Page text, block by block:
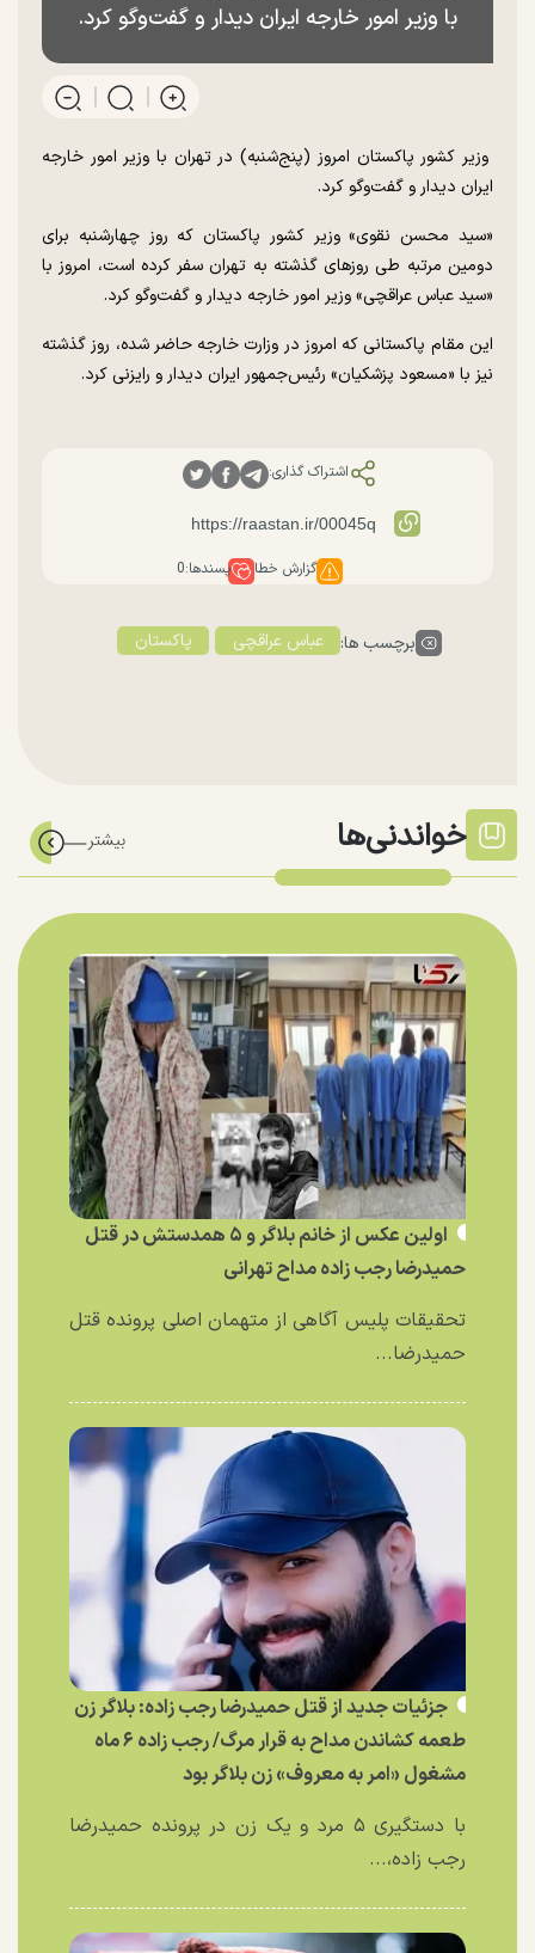
با وزیر امور خارجه ایران دیدار و گفت‌و‌گو کرد.
وزیر کشور پاکستان امروز (پنج‌شنبه) در تهران با وزیر امور خارجه
ایران دیدار و گفت‌و‌گو کرد.
«سید محسن نقوی» وزیر کشور پاکستان که روز چهارشنبه برای
دومین مرتبه طی روز‌های گذشته به تهران سفر کرده است، امروز با
«سید عباس عراقچی» وزیر امور خارجه دیدار و گفت‌و‌گو کرد.
این مقام پاکستانی که امروز در وزارت خارجه حاضر شده، روز گذشته
نیز با «مسعود پزشکیان» رئیس‌جمهور ایران دیدار و رایزنی کرد.
اشتراک گذاری:
گزارش خطا پسندها:0
برچسب ها: عباس عراقچی پاکستان
خواندنی‌ها
اولین عکس از خانم بلاگر و ۵ همدستش در قتل
حمیدرضا رجب زاده مداح تهرانی
تحقیقات پلیس آگاهی از متهمان اصلی پرونده قتل
حمیدرضا...
جزئیات جدید از قتل حمیدرضا رجب زاده: بلاگر زن
طعمه کشاندن مداح به قرار مرگ/ رجب زاده ۶ ماه
مشغول «امر به معروف» زن بلاگر بود
با دستگیری ۵ مرد و یک زن در پرونده حمیدرضا
رجب زاده،...